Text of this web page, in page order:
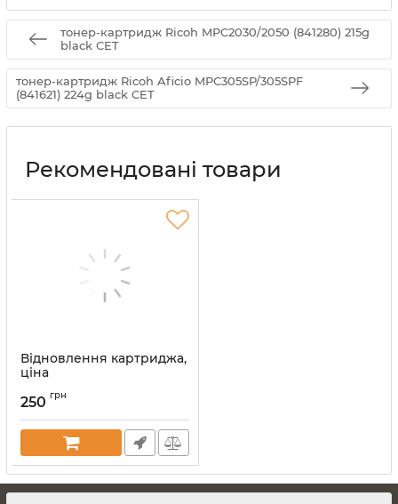
тонер-картридж Ricoh MPC2030/2050 (841280) 215g
black CET
тонер-картридж Ricoh Aficio MPC305SP/305SPF
(841621) 224g black CET
Рекомендовані товари
Відновлення картриджа,
ціна
250 грн